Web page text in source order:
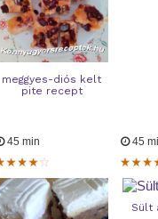
meggyes-diós kelt
pite recept
45 min 45
Sült